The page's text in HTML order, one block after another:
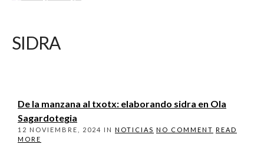
SIDRA
De la manzana al txotx: elaborando sidra en Ola
Sagardotegia
12 NOVIEMBRE, 2024 IN NOTICIAS NO COMMENT READ
MORE